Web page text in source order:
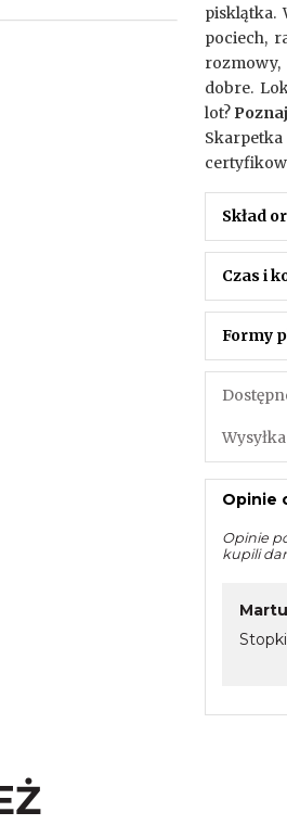
pisklątka.
pociech,
rozmowy,
dobre.
lot?
Skład
Czas i
Formy
Opinie
Opinie
kupili